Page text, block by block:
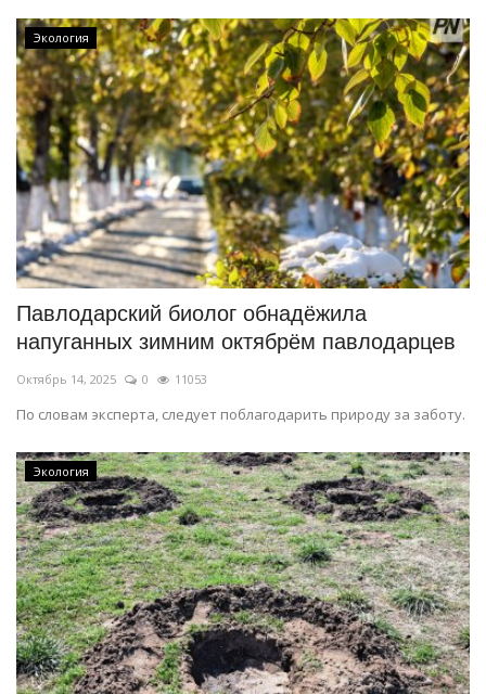
Экология
Павлодарский биолог обнадёжила
напуганных зимним октябрём павлодарцев
Октябрь 14, 2025 0 11053
По словам эксперта, следует поблагодарить природу за заботу.
Экология